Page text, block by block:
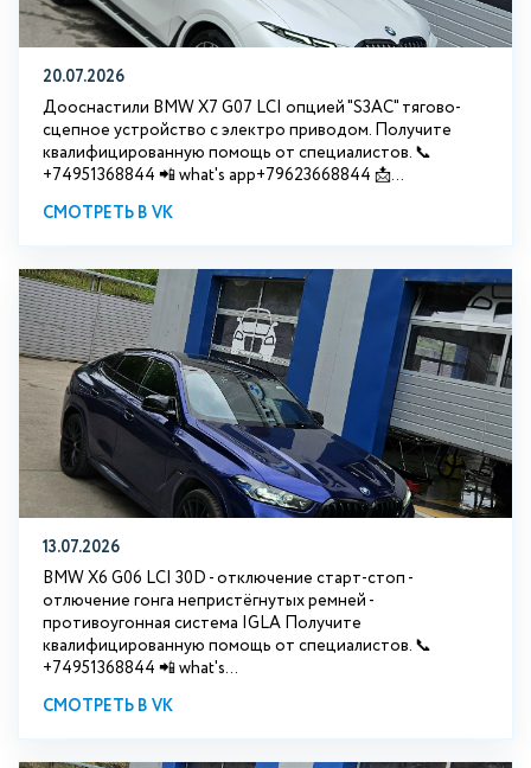
20.07.2026
Дооснастили BMW Х7 G07 LCI опцией "S3АС" тягово-
сцепное устройство с электро приводом. Получите
квалифицированную помощь от специалистов. 📞
+74951368844 📲 what's app+79623668844 📩...
СМОТРЕТЬ В VK
13.07.2026
BMW X6 G06 LCI 30D - отключение старт-стоп -
отлючение гонга непристёгнутых ремней -
противоугонная система IGLA Получите
квалифицированную помощь от специалистов. 📞
+74951368844 📲 what's...
СМОТРЕТЬ В VK